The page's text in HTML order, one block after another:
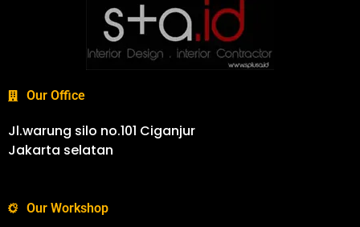
Our Office
Jl.warung silo no.101 Ciganjur
Jakarta selatan
Our Workshop